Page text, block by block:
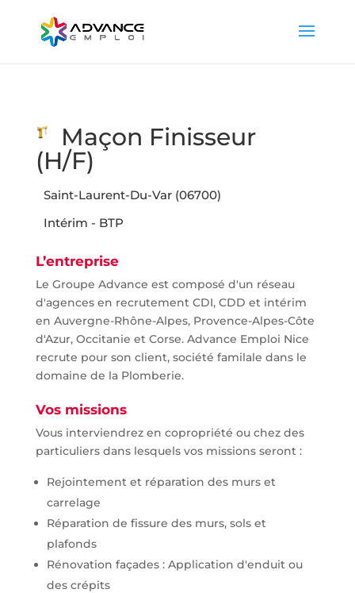
Maçon Finisseur
(H/F)
Saint-Laurent-Du-Var (06700)
Intérim - BTP
L’entreprise
Le Groupe Advance est composé d'un réseau
d'agences en recrutement CDI, CDD et intérim
en Auvergne-Rhône-Alpes, Provence-Alpes-Côte
d'Azur, Occitanie et Corse. Advance Emploi Nice
recrute pour son client, société familale dans le
domaine de la Plomberie.
Vos missions
Vous interviendrez en copropriété ou chez des
particuliers dans lesquels vos missions seront :
Rejointement et réparation des murs et
carrelage
Réparation de fissure des murs, sols et
plafonds
Rénovation façades : Application d'enduit ou
des crépits